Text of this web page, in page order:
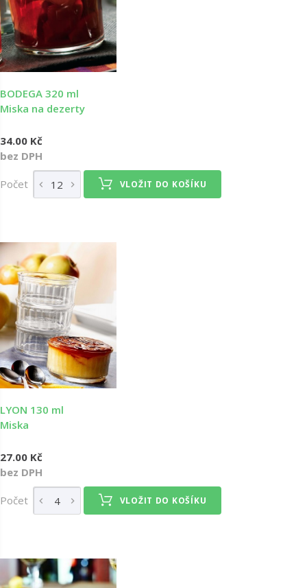
BODEGA 320 ml
Miska na dezerty
34.00 Kč
bez DPH
Počet VLOŽIT DO KOŠÍKU
LYON 130 ml
Miska
27.00 Kč
bez DPH
Počet VLOŽIT DO KOŠÍKU